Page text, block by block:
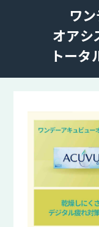
ワ
オアシ
トー